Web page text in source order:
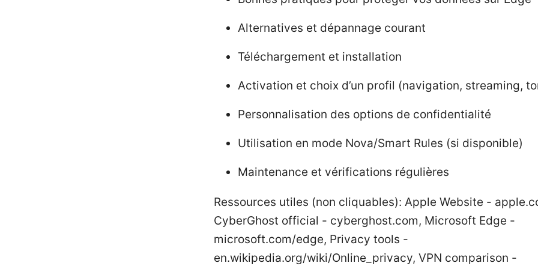
Alternatives et dépannage courant
Téléchargement et installation
Activation et choix d’un profil (navigation, streaming,
Personnalisation des options de confidentialité
Utilisation en mode Nova/Smart Rules (si disponible)
Maintenance et vérifications régulières
Ressources utiles (non cliquables): Apple Website -
CyberGhost official - cyberghost.com, Microsoft Edge -
microsoft.com/edge, Privacy tools -
en.wikipedia.org/wiki/Online_privacy, VPN comparison -